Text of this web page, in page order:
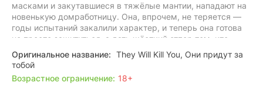
масками и закутавшиеся в тяжёлые мантии, нападают на
новенькую домработницу. Она, впрочем, не теряется —
годы испытаний закалили характер, и теперь она готова
не просто защититься, а дать жёсткий отпор тем, кто
решил, что она — лёгкая добыча.
Оригинальное название: They Will Kill You, Они придут за
тобой
Возрастное ограничение: 18+